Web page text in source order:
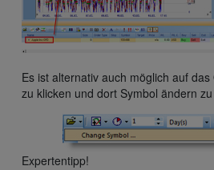
Es ist alternativ auch möglich auf
zu klicken und dort Symbol ändern
Expertentipp!